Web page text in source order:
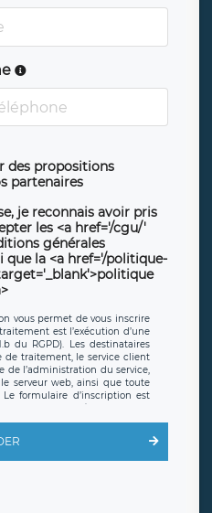
des propositions
partenaires
je reconnais avoir pris
les <a href='/cgu/'
générales
que la <a href='/politique-
vous permet de vous inscrire
est l’exécution d’une
du RGPD). Les destinataires
de traitement, le service client
de l’administration du service,
serveur web, ainsi que toute
formulaire d’inscription est
conformes au RGPD. Les
entendu que vous pouvez
données et retirer votre